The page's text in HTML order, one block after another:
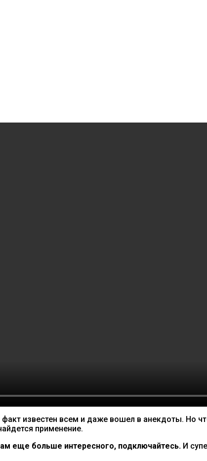
факт известен всем и даже вошел в анекдоты. Но
применение.
еще больше интересного, подключайтесь. И